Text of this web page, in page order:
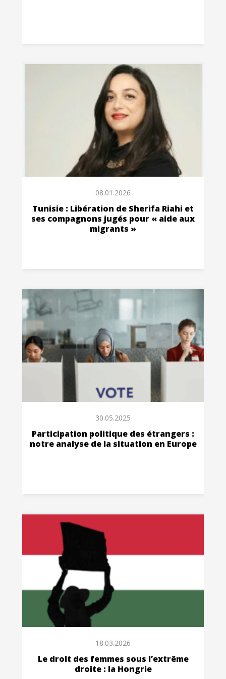
08.01.2026
Tunisie : Libération de Sherifa Riahi et
ses compagnons jugés pour « aide aux
migrants »
30.05.2025
Participation politique des étrangers :
notre analyse de la situation en Europe
18.03.2026
Le droit des femmes sous l’extrême
droite : la Hongrie